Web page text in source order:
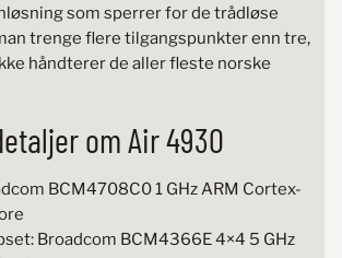
som sperrer for de trådløse
trenge flere tilgangspunkter enn tre,
håndterer de aller fleste norske
om Air 4930
BCM4708C0 1 GHz ARM Cortex-
Broadcom BCM4366E 4×4 5 GHz